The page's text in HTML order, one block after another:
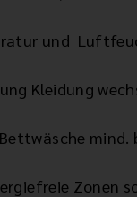
und
Kleidung
Zonen